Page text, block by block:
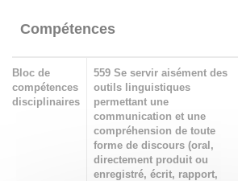
Compétences
Bloc de
compétences
disciplinaires
559 Se servir aisément des
outils linguistiques
permettant une
communication et une
compréhension de toute
forme de discours (oral,
directement produit ou
enregistré, écrit, rapport,